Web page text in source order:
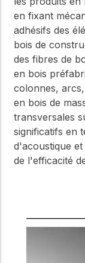
en fixant
adhésifs des
bois de
des fibres de
en bois
colonnes,
en bois de
transversales
significatifs en
d'acoustique
de l'efficacité